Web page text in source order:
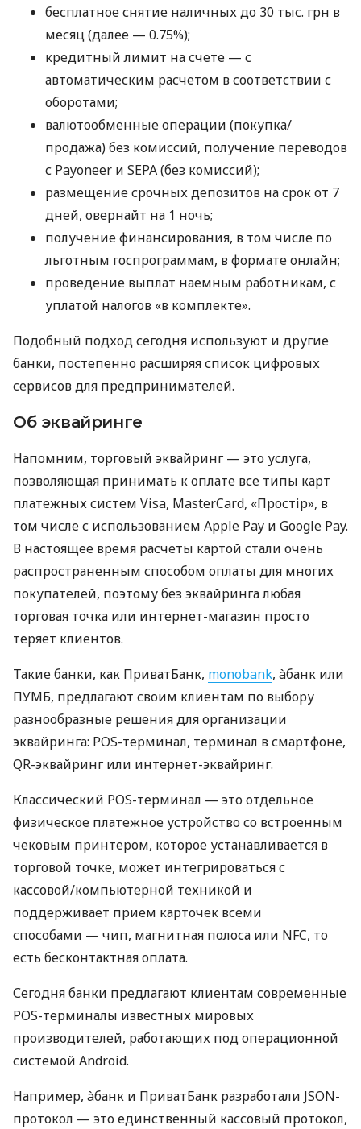
бесплатное снятие наличных до 30 тыс. грн в
месяц (далее — 0.75%);
кредитный лимит на счете — с
автоматическим расчетом в соответствии с
оборотами;
валютообменные операции (покупка/
продажа) без комиссий, получение переводов
с Payoneer и SEPA (без комиссий);
размещение срочных депозитов на срок от 7
дней, овернайт на 1 ночь;
получение финансирования, в том числе по
льготным госпрограммам, в формате онлайн;
проведение выплат наемным работникам, с
уплатой налогов «в комплекте».
Подобный подход сегодня используют и другие
банки, постепенно расширяя список цифровых
сервисов для предпринимателей.
Об эквайринге
Напомним, торговый эквайринг — это услуга,
позволяющая принимать к оплате все типы карт
платежных систем Visa, MasterCard, «Простір», в
том числе с использованием Apple Pay и Google Pay.
В настоящее время расчеты картой стали очень
распространенным способом оплаты для многих
покупателей, поэтому без эквайринга любая
торговая точка или интернет-магазин просто
теряет клиентов.
Такие банки, как ПриватБанк, monobank, àбанк или
ПУМБ, предлагают своим клиентам по выбору
разнообразные решения для организации
эквайринга: POS-терминал, терминал в смартфоне,
QR-эквайринг или интернет-эквайринг.
Классический POS-терминал — это отдельное
физическое платежное устройство со встроенным
чековым принтером, которое устанавливается в
торговой точке, может интегрироваться с
кассовой/компьютерной техникой и
поддерживает прием карточек всеми
способами — чип, магнитная полоса или NFC, то
есть бесконтактная оплата.
Сегодня банки предлагают клиентам современные
POS-терминалы известных мировых
производителей, работающих под операционной
системой Android.
Например, àбанк и ПриватБанк разработали JSON-
протокол — это единственный кассовый протокол,